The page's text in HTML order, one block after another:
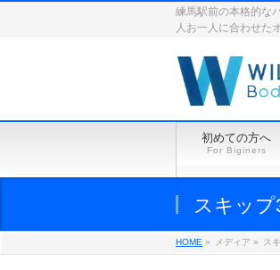
練馬駅前の本格的な
人お一人に合わせた
初めての方へ
For Biginers
スキップ
HOME » メディア » ス